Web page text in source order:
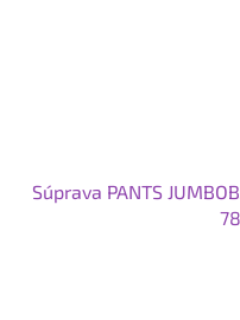
Súprava PANTS